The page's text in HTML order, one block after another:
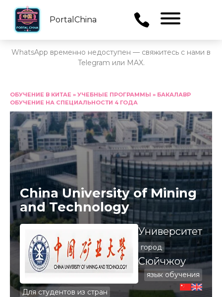
PortalChina
WhatsApp временно недоступен — свяжитесь с нами в
Telegram или MAX.
содержанию
ОБУЧЕНИЕ В КИТАЕ » УЧЕБНЫЕ ПРОГРАММЫ » БАКАЛАВР
ОБУЧЕНИЕ НА СПЕЦИАЛЬНОСТИ 4 ГОДА
China University of Mining
and Technology
Для студентов из стран
Университет
город
Сюйчжоу
язык обучения